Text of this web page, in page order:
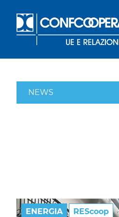
NEWS
ENERGIA REScoop